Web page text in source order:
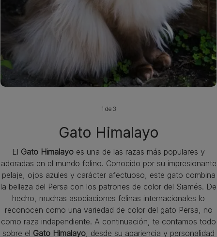
Gato Himalayo
El Gato Himalayo es una de las razas más populares y
adoradas en el mundo felino. Conocido por su impresionante
pelaje, ojos azules y carácter afectuoso, este gato combina
la belleza del Persa con los patrones de color del Siamés. De
hecho, muchas asociaciones felinas internacionales lo
reconocen como una variedad de color del gato Persa, no
como raza independiente. A continuación, te contamos todo
sobre el Gato Himalayo, desde su apariencia y personalidad
1 de 3